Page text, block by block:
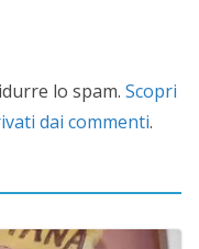
lo spam. Scopri
dai commenti.